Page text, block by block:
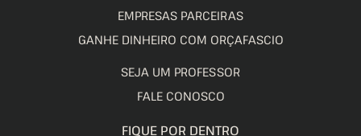
EMPRESAS PARCEIRAS
GANHE DINHEIRO COM ORÇAFASCIO
SEJA UM PROFESSOR
FALE CONOSCO
FIQUE POR DENTRO